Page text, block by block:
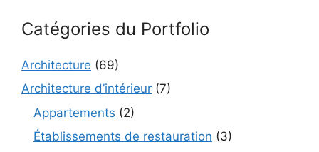
Catégories du Portfolio
Architecture (69)
Architecture d’intérieur (7)
Appartements (2)
Établissements de restauration (3)